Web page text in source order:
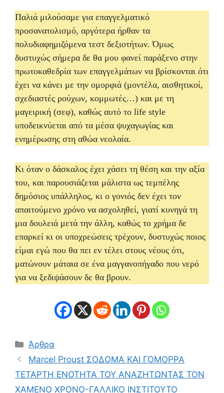
Παλιά μιλούσαμε για επαγγελματικό
προσανατολισμό, αργότερα ήρθαν τα
πολυδιαφημιζόμενα τεστ δεξιοτήτων. Όμως
δυστυχώς σήμερα δε θα μου φανεί παράξενο στην
πρωτοκαθεδρία των επαγγελμάτων να βρίσκονται ότι
έχει να κάνει με την ομορφιά (μοντέλα, αισθητικοί,
σχεδιαστές ρούχων, κομμωτές…) και με τη
μαγειρική (σεφ), καθώς αυτό το life style
υποδεικνύεται από τα μέσα ψυχαγωγίας και
ενημέρωσης στη αθώα νεολαία.
Κι όταν ο δάσκαλος έχει χάσει τη θέση και την αξία
του, και παρουσιάζεται μάλιστα ως τεμπέλης
δημόσιος υπάλληλος, κι ο γονιός δεν έχει τον
απαιτούμενο χρόνο να ασχοληθεί, γιατί κυνηγά τη
μια δουλειά μετά την άλλη, καθώς το χρήμα δε
επαρκεί κι οι υποχρεώσεις τρέχουν, δυστυχώς ποιος
είμαι εγώ που θα πει εν τέλει στους νέους ότι,
ματώνουν μάταια σε ένα μαγγανοπήγαδο που νερό
για να ξεδιψάσουν δε θα βρουν.
Κατηγορίες
Άρθρα
Marcel Proust ΣΟΔΟΜΑ ΚΑΙ ΓΟΜΟΡΡΑ
ΤΕΤΑΡΤΗ ΕΝΟΤΗΤΑ ΤΟΥ ΑΝΑΖΗΤΩΝΤΑΣ ΤΟΝ
ΧΑΜΕΝΟ ΧΡΟΝΟ-ΓΑΛΛΙΚΟ ΙΝΣΤΙΤΟΥΤΟ